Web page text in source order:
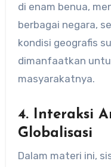
di enam benua,
berbagai negara,
kondisi geografis
dimanfaatkan
masyarakatnya.
4. Interaksi
Globalisasi
Dalam materi ini,